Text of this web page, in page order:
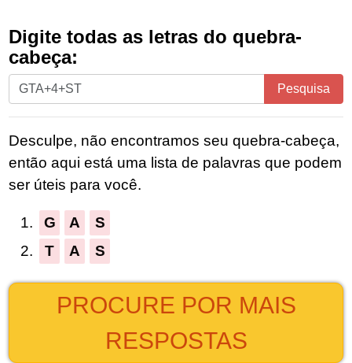
Digite todas as letras do quebra-
cabeça:
Digite
todas
letras
do
quebra-
cabeça:
Pesquisa
Desculpe, não encontramos seu quebra-cabeça,
então aqui está uma lista de palavras que podem
ser úteis para você.
1. G A
S
2.
T A S
PROCURE POR MAIS
RESPOSTAS